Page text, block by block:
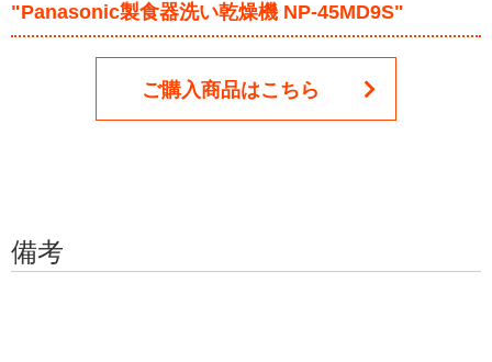
"Panasonic製食器洗い乾燥機 NP-45MD9S"
ご購入商品はこちら
備考